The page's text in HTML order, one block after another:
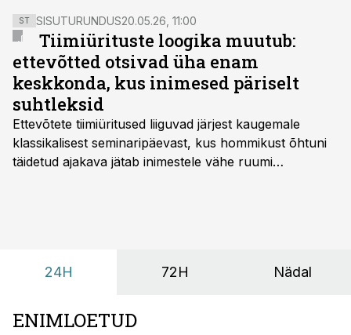
ST SISUTURUNDUS20.05.26, 11:00
Tiimiürituste loogika muutub:
ettevõtted otsivad üha enam
keskkonda, kus inimesed päriselt
suhtleksid
Ettevõtete tiimiüritused liiguvad järjest kaugemale
klassikalisest seminaripäevast, kus hommikust õhtuni
täidetud ajakava jätab inimestele vähe ruumi
24H 72H Nädal
ENIMLOETUD